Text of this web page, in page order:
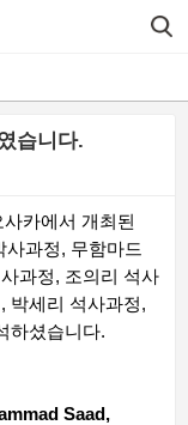
습니다.
카에서 개최된
사과정, 무함마드
과정, 조의리 석사
박세리 석사과정,
하셨습니다.
Saad,